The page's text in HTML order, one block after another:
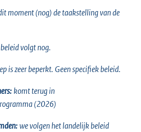
moment (nog) de taakstelling van de
beleid volgt nog.
is zeer beperkt. Geen specifiek beleid.
komt terug in
(2026)
we volgen het landelijk beleid